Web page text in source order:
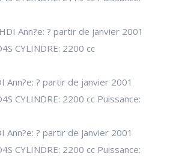
Ann?e: ? partir de janvier 2001
CYLINDRE: 2200 cc
Ann?e: ? partir de janvier 2001
CYLINDRE: 2200 cc Puissance:
Ann?e: ? partir de janvier 2001
CYLINDRE: 2200 cc Puissance: